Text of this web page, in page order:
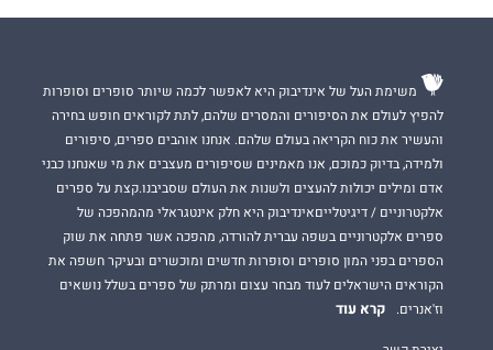
משימת העל של אינדיבוק היא לאפשר לכמה שיותר סופרים וסופרות
להפיץ לעולם את הסיפורים והמסרים שלהם, לתת לקוראים חופש בחירה
והעשיר את כוח הקריאה בעולם שלהם. אנחנו אוהבים ספרים, סיפורים
ולמידה, בדיוק כמוכם, אנו מאמינים שסיפורים מעצבים את מי שאנחנו כבני
אדם ומילים יכולות להעצים ולשנות את העולם שסביבנו.קצת על ספרים
אלקטרוניים / דיגיטלייםאינדיבוק היא חלק אינטגראלי מהמהפכה של
ספרים אלקטרוניים בשפה עברית להורדה, מהפכה אשר פתחה את שוק
הספרים בפני המון סופרים וסופרות חדשים ומוכשרים ובעיקר חשפה את
הקוראים הישראלים לעוד מבחר עצום ומרתק של ספרים בשלל נושאים
וז'אנרים.
קרא עוד